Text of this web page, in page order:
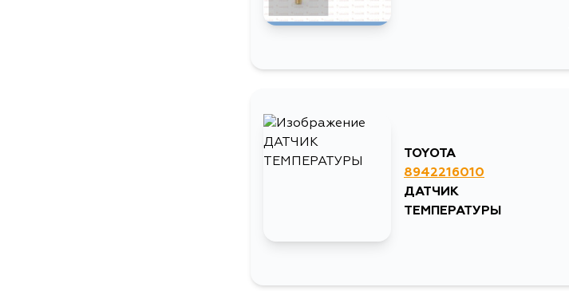
TOYOTA
8942216010
ДАТЧИК
ТЕМПЕРАТУРЫ